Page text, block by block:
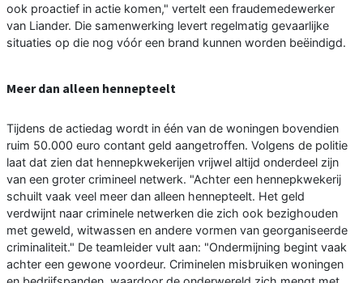
ook proactief in actie komen," vertelt een fraudemedewerker
van Liander. Die samenwerking levert regelmatig gevaarlijke
situaties op die nog vóór een brand kunnen worden beëindigd.
Meer dan alleen hennepteelt
Tijdens de actiedag wordt in één van de woningen bovendien
ruim 50.000 euro contant geld aangetroffen. Volgens de politie
laat dat zien dat hennepkwekerijen vrijwel altijd onderdeel zijn
van een groter crimineel netwerk. "Achter een hennepkwekerij
schuilt vaak veel meer dan alleen hennepteelt. Het geld
verdwijnt naar criminele netwerken die zich ook bezighouden
met geweld, witwassen en andere vormen van georganiseerde
criminaliteit." De teamleider vult aan: "Ondermijning begint vaak
achter een gewone voordeur. Criminelen misbruiken woningen